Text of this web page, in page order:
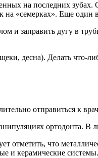
на последних
«семерках». Еще один
и заправить дугу в
десна). Делать что-
отправиться к
ортодонта. В
отметить, что
и керамические системы.